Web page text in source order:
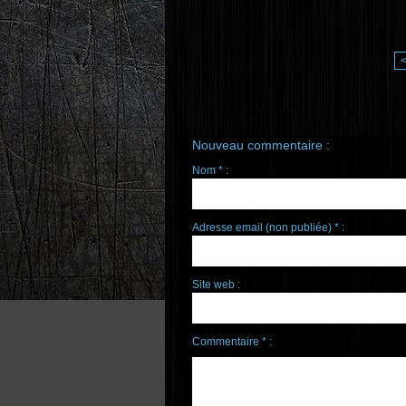
<
Nouveau commentaire :
Nom * :
Adresse email (non publiée) * :
Site web :
Commentaire * :